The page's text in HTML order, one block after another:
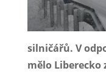
silničářů. V
mělo